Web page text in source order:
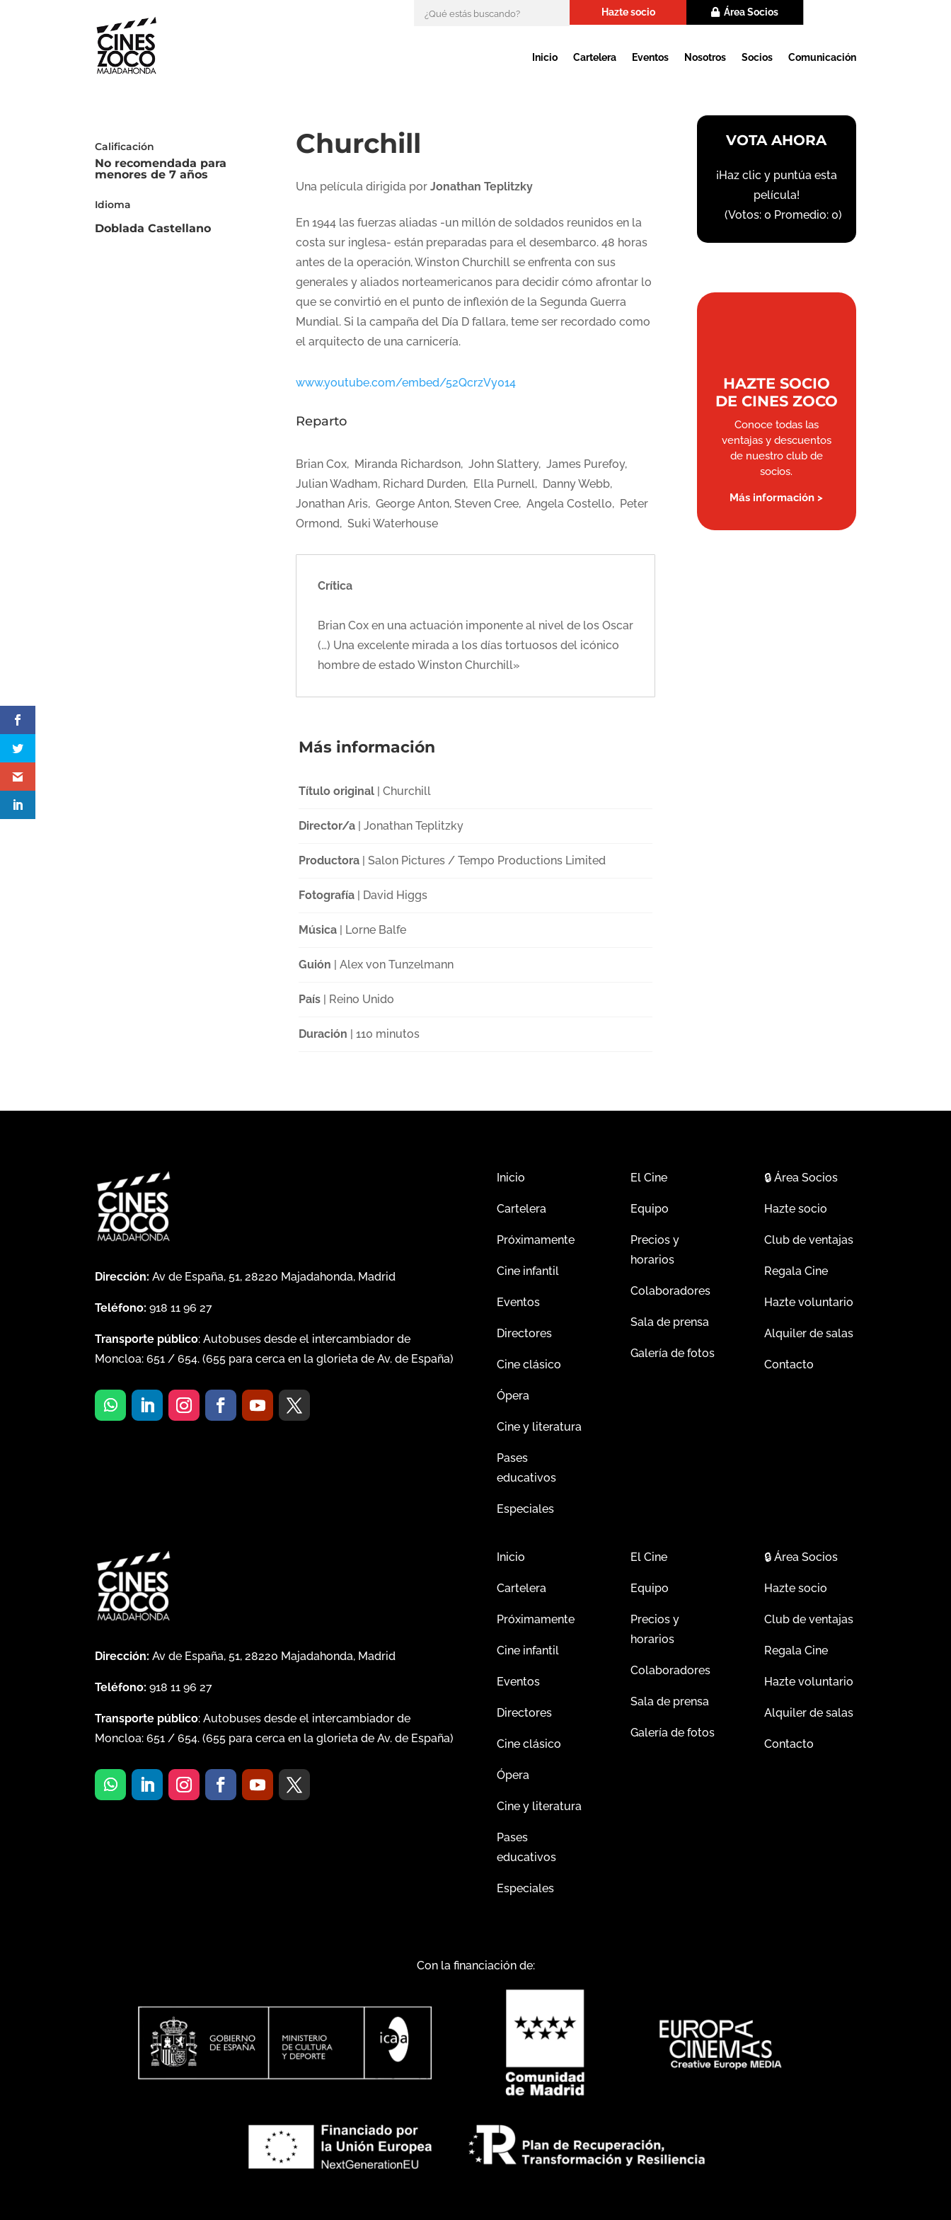
Hazte socio Área Socios
Inicio Cartelera Eventos Nosotros Socios Comunicación
Calificación
No recomendada para
menores de 7 años
Idioma
Doblada Castellano
Churchill
Una película dirigida por Jonathan Teplitzky
En 1944 las fuerzas aliadas -un millón de soldados reunidos en la
costa sur inglesa- están preparadas para el desembarco. 48 horas
antes de la operación, Winston Churchill se enfrenta con sus
generales y aliados norteamericanos para decidir cómo afrontar lo
que se convirtió en el punto de inflexión de la Segunda Guerra
Mundial. Si la campaña del Día D fallara, teme ser recordado como
el arquitecto de una carnicería.
www.youtube.com/embed/52QcrzVy014
Reparto
Brian Cox, Miranda Richardson, John Slattery, James Purefoy,
Julian Wadham, Richard Durden, Ella Purnell, Danny Webb,
Jonathan Aris, George Anton, Steven Cree, Angela Costello, Peter
Ormond, Suki Waterhouse
Crítica
Brian Cox en una actuación imponente al nivel de los Oscar
(…) Una excelente mirada a los días tortuosos del icónico
hombre de estado Winston Churchill»
Más información
Título original| Churchill
Director/a| Jonathan Teplitzky
Productora| Salon Pictures / Tempo Productions Limited
Fotografía| David Higgs
Música| Lorne Balfe
Guión | Alex von Tunzelmann
País| Reino Unido
Duración | 110 minutos
VOTA AHORA
¡Haz clic y puntúa esta
película!
(Votos:0 Promedio:0)
HAZTE SOCIO
DE CINES ZOCO
Conoce todas las
ventajas y descuentos
de nuestro club de
socios.
Más información >
Dirección: Av de España, 51, 28220 Majadahonda, Madrid
Teléfono: 918 11 96 27
Transporte público: Autobuses desde el intercambiador de
Moncloa:651 /654. (655 para cerca en la glorieta de Av. de España)
Inicio
Cartelera
Próximamente
Cine infantil
Eventos
Directores
Cine clásico
Ópera
Cine y literatura
Pases
educativos
Especiales
El Cine
Equipo
Precios y
horarios
Colaboradores
Sala de prensa
Galería de fotos
🔒Área Socios
Hazte socio
Club de ventajas
Regala Cine
Hazte voluntario
Alquiler de salas
Contacto
Dirección: Av de España, 51, 28220 Majadahonda, Madrid
Teléfono: 918 11 96 27
Transporte público: Autobuses desde el intercambiador de
Moncloa:651 /654. (655 para cerca en la glorieta de Av. de España)
Inicio
Cartelera
Próximamente
Cine infantil
Eventos
Directores
Cine clásico
Ópera
Cine y literatura
Pases
educativos
Especiales
El Cine
Equipo
Precios y
horarios
Colaboradores
Sala de prensa
Galería de fotos
🔒Área Socios
Hazte socio
Club de ventajas
Regala Cine
Hazte voluntario
Alquiler de salas
Contacto
Con la financiación de: